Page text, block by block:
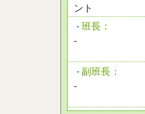
ント
・ 班長：
-
・ 副班長：
-